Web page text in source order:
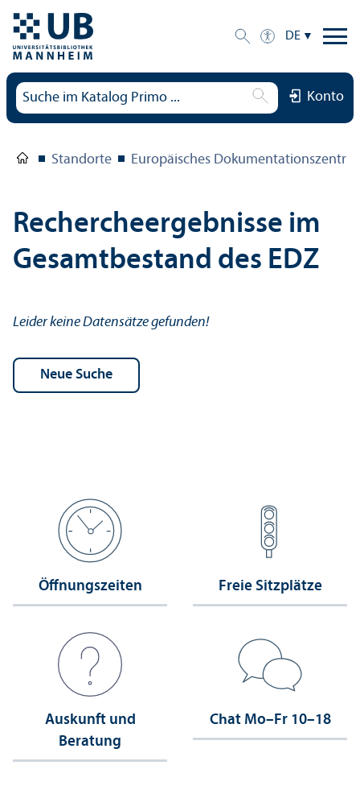
DE
Konto
Standorte Europäisches
Rechercheergebnisse im
Gesamtbestand des EDZ
Leider keine Datensätze gefunden!
Öffnungs­zeiten Freie Sitzplätze
Auskunft und
Beratung
Chat Mo–Fr 10–18